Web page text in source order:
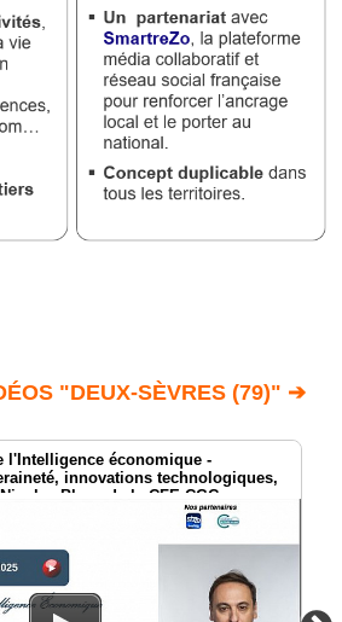
"DEUX-SÈVRES (79)" ➔
l'Intelligence économique -
innovations technologiques,
Blanc de la CFE-CGC